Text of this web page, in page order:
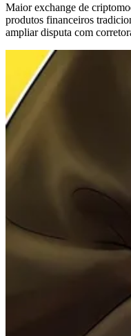
Maior exchange de
produtos financeiros
ampliar disputa com